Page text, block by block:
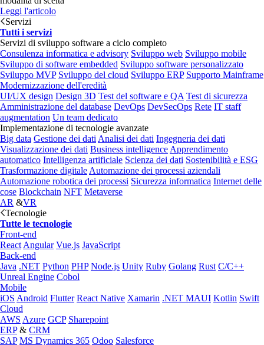
Leggi l'articolo
Servizi
Tutti i servizi
Servizi di sviluppo software a ciclo completo
Consulenza informatica e advisory Sviluppo web Sviluppo mobile
Sviluppo di software embedded Sviluppo software personalizzato
Sviluppo MVP Sviluppo del cloud Sviluppo ERP Supporto Mainframe
Modernizzazione dell'eredità
UI/UX design Design 3D Test del software e QA Test di sicurezza
Amministrazione del database DevOps DevSecOps Rete IT staff
augmentation Un team dedicato
Implementazione di tecnologie avanzate
Big data Gestione dei dati Analisi dei dati Ingegneria dei dati
Visualizzazione dei dati Business intelligence Apprendimento
automatico Intelligenza artificiale Scienza dei dati Sostenibilità e ESG
Trasformazione digitale Automazione dei processi aziendali
Automazione robotica dei processi Sicurezza informatica Internet delle
cose Blockchain NFT Metaverse
AR &VR
Tecnologie
Tutte le tecnologie
Front-end
React Angular Vue.js JavaScript
Back-end
Java .NET Python PHP Node.js Unity Ruby Golang Rust C/C++
Unreal Engine Cobol
Mobile
iOS Android Flutter React Native Xamarin .NET MAUI Kotlin Swift
Cloud
AWS Azure GCP Sharepoint
ERP& CRM
SAP MS Dynamics 365 Odoo Salesforce